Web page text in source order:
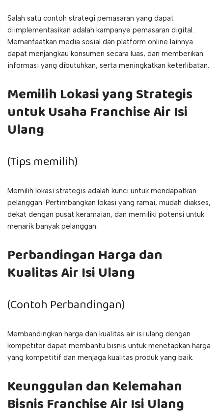
Salah satu contoh strategi pemasaran yang dapat
diimplementasikan adalah kampanye pemasaran digital.
Memanfaatkan media sosial dan platform online lainnya
dapat menjangkau konsumen secara luas, dan memberikan
informasi yang dibutuhkan, serta meningkatkan keterlibatan.
Memilih Lokasi yang Strategis
untuk Usaha Franchise Air Isi
Ulang
(Tips memilih)
Memilih lokasi strategis adalah kunci untuk mendapatkan
pelanggan. Pertimbangkan lokasi yang ramai, mudah diakses,
dekat dengan pusat keramaian, dan memiliki potensi untuk
menarik banyak pelanggan.
Perbandingan Harga dan
Kualitas Air Isi Ulang
(Contoh Perbandingan)
Membandingkan harga dan kualitas air isi ulang dengan
kompetitor dapat membantu bisnis untuk menetapkan harga
yang kompetitif dan menjaga kualitas produk yang baik.
Keunggulan dan Kelemahan
Bisnis Franchise Air Isi Ulang